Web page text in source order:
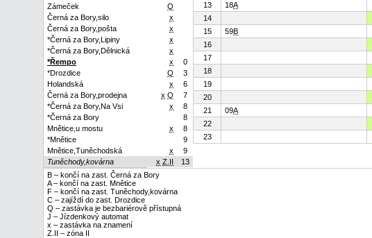
Zámeček
Q
Černá za Bory,silo
x
Černá za Bory,pošta
x
*Černá za Bory,Lipiny
x
*Černá za Bory,Dělnická
x
*Řempo
x
0
*Drozdice
Q
3
Holandská
x
6
Černá za Bory,prodejna
x Q
7
*Černá za Bory,Na Vsi
x
8
*Černá za Bory
8
Mnětice,u mostu
x
8
*Mnětice
9
Mnětice,Tuněchodská
x
9
Tuněchody,kovárna
x Z.II 13
13
18A
14
15
59B
16
17
18
19
20
21
09A
22
23
B – končí na zast. Černá za Bory
A – končí na zast. Mnětice
F – končí na zast. Tuněchody,kovárna
C – zajíždí do zast. Drozdice
Q – zastávka je bezbariérově přístupná
J – Jízdenkový automat
x – zastávka na znamení
Z.II – zóna II